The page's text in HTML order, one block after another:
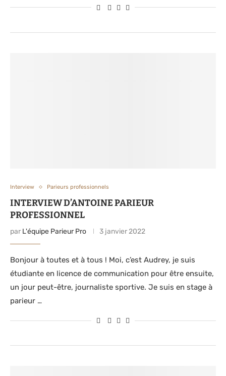
Interview Parieurs professionnels
INTERVIEW D’ANTOINE PARIEUR
PROFESSIONNEL
par L'équipe Parieur Pro 3 janvier 2022
Bonjour à toutes et à tous ! Moi, c’est Audrey, je suis
étudiante en licence de communication pour être ensuite,
un jour peut-être, journaliste sportive. Je suis en stage à
parieur …